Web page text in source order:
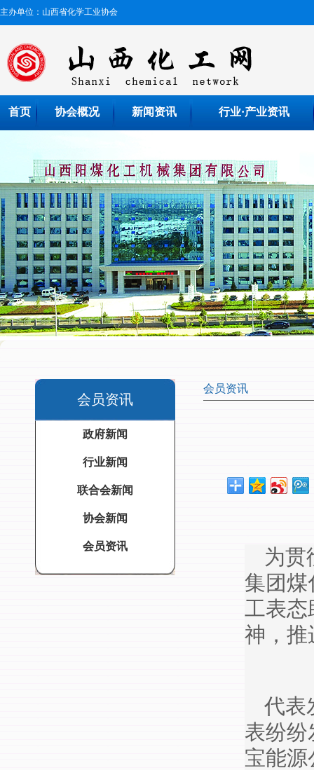
主办单位：山西省化学工业协会
首页 协会概况 新闻资讯 行业·产业资讯
会员资讯
政府新闻
行业新闻
联合会新闻
协会新闻
会员资讯
会员资讯
为贯
集团煤
工表态
神，推
代表
表纷纷
宝能源